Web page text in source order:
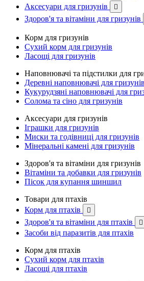
Аксесуари для гризунів 
Здоров'я та вітаміни для гризунів
Корм для гризунів
Сухий корм для гризунів
Ласощі для гризунів
Наповнювачі та підстилки для
Деревні наповнювачі для гризунів
Кукурудзяні наповнювачі для
Солома та сіно для гризунів
Аксесуари для гризунів
Іграшки для гризунів
Миски та годівниці для гризунів
Мінеральні камені для гризунів
Здоров'я та вітаміни для гризунів
Вітаміни та добавки для гризунів
Пісок для купання шиншил
Товари для птахів
Корм для птахів

Здоров'я та вітаміни для птахів 
Засоби від паразитів для птахів
Корм для птахів
Сухий корм для птахів
Ласощі для птахів